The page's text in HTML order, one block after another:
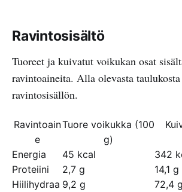
Ravintosisältö
Tuoreet ja kuivatut voikukan osat
ravintoaineita. Alla olevasta
ravintosisällön.
Ravintoain
e
Tuore voikukka (100
g)
Energia
45 kcal
342
Proteiini
2,7 g
14,1 g
Hiilihydraa 9,2 g 72,4 g